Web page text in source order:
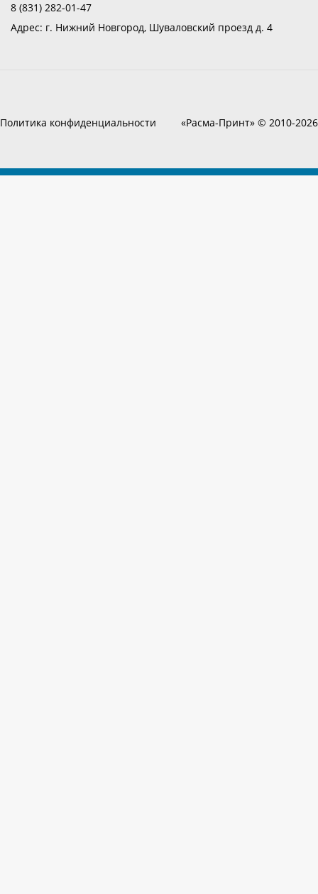
8 (831) 282-01-47
Адрес: г. Нижний Новгород, Шуваловский проезд д. 4
Политика конфиденциальности «Расма-Принт» © 2010-2026